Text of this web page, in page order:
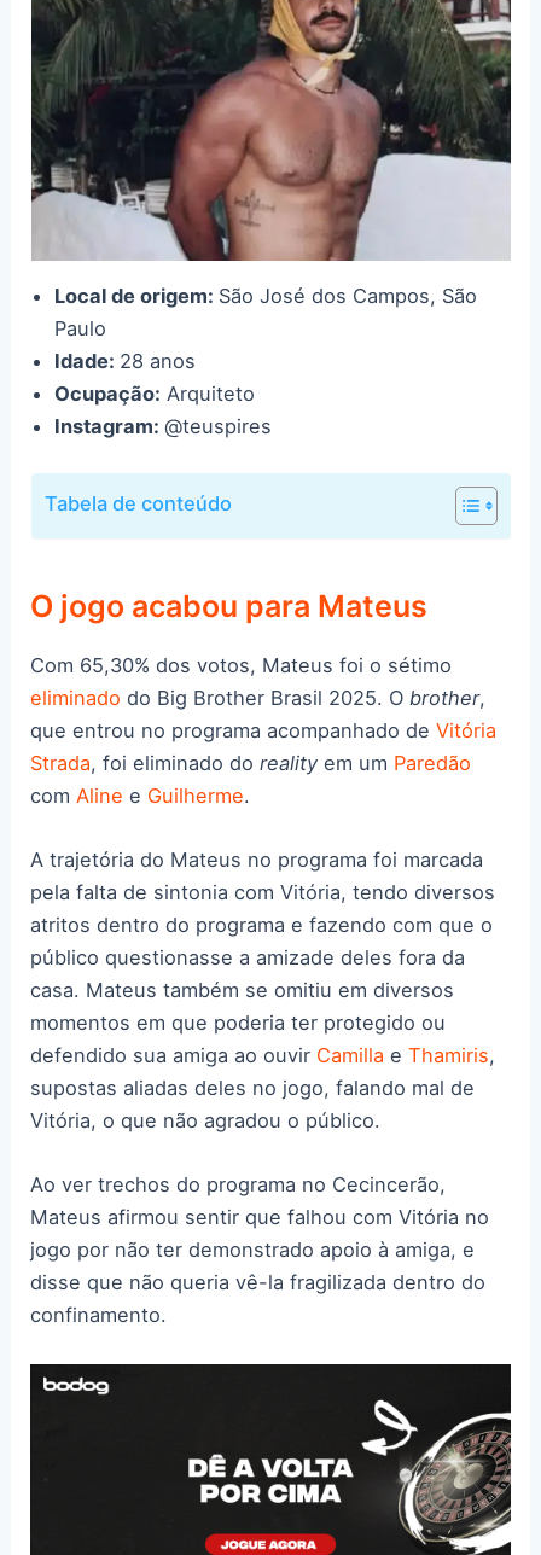
Local de origem: São José dos Campos, São
Paulo
Idade: 28 anos
Ocupação: Arquiteto
Instagram:@teuspires
Tabela de conteúdo
O jogo acabou para Mateus
Com 65,30% dos votos, Mateus foi o sétimo
eliminado do Big Brother Brasil 2025. O brother,
que entrou no programa acompanhado deVitória
Strada, foi eliminado doreality em um Paredão
com Aline e Guilherme.
A trajetória do Mateus no programa foi marcada
pela falta de sintonia com Vitória, tendo diversos
atritos dentro do programa e fazendo com que o
público questionasse a amizade deles fora da
casa. Mateus também se omitiu em diversos
momentos em que poderia ter protegido ou
defendido sua amiga ao ouvir Camilla eThamiris,
supostas aliadas deles no jogo, falando mal de
Vitória, o que não agradou o público.
Ao ver trechos do programa no Cecincerão,
Mateus afirmou sentir que falhou com Vitória no
jogo por não ter demonstrado apoio à amiga, e
disse que não queria vê-la fragilizada dentro do
confinamento.